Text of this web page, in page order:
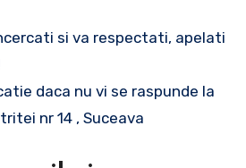
si va respectati, apelati
daca nu vi se raspunde la
nr 14 , Suceava